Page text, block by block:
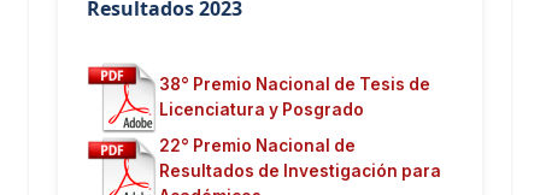
Resultados 2023
38° Premio Nacional de Tesis de
Licenciatura y Posgrado
22° Premio Nacional de
Resultados de Investigación para